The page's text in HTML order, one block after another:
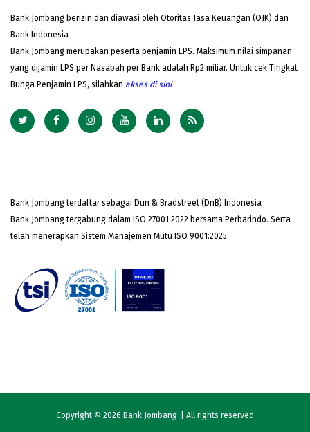
Bank Jombang berizin dan diawasi oleh Otoritas Jasa Keuangan (OJK) dan
Bank Indonesia
Bank Jombang merupakan peserta penjamin LPS. Maksimum nilai simpanan
yang dijamin LPS per Nasabah per Bank adalah Rp2 miliar. Untuk cek Tingkat
Bunga Penjamin LPS, silahkan akses di sini
Bank Jombang terdaftar sebagai Dun & Bradstreet (DnB) Indonesia
Bank Jombang tergabung dalam ISO 27001:2022 bersama Perbarindo. Serta
telah menerapkan Sistem Manajemen Mutu ISO 9001:2025
Copyright © 2026 Bank Jombang | All rights reserved